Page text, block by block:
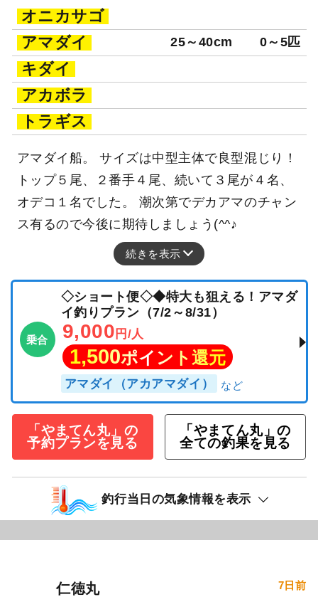
オニカサゴ
アマダイ
25～40cm 0～5匹
キダイ
アカボラ
トラギス
アマダイ船。 サイズは中型主体で良型混じり！
トップ５尾、２番手４尾、続いて３尾が４名、
オデコ１名でした。 潮次第でデカアマのチャン
ス有るので今後に期待しましょう(^^♪
続きを表示
乗合
◇ショート便◇◆特大も狙える！アマダ
イ釣りプラン（7/2～8/31）
9,000 円/人
1,500ポイント還元
アマダイ（アカアマダイ）
「やまてん丸」の
予約プランを見る
「やまてん丸」の
全ての釣果を見る
釣行当日の気象情報を表示
仁徳丸 7日前